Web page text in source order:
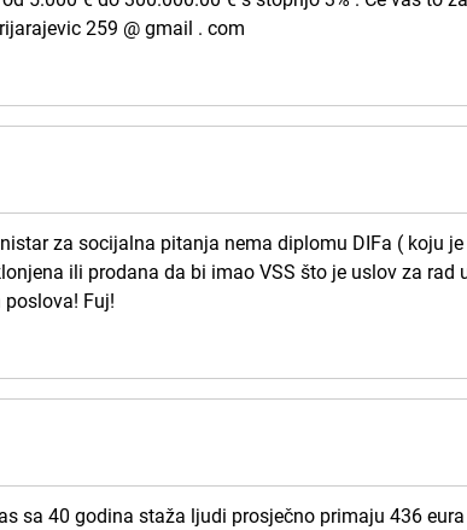
259 @ gmail . com
za socijalna pitanja nema diplomu DIFa ( koju
ili prodana da bi imao VSS što je uslov za
Fuj!
sa 40 godina staža ljudi prosječno primaju 436